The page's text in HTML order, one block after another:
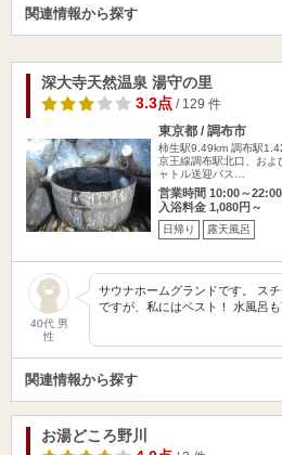
関連情報から探す
深大寺天然温泉 湯守の里
3.3点/ 129 件
東京都 / 調布市
柿生駅9.49km 調布駅
京王線調布駅北口、およ
ャトル送迎バス…
営業時間 10:00～22:00
入浴料金 1,080円～
日帰り 露天風呂
40代 男
性
サウナホームグランドです。 ス
ですが、私にはベスト！ 水風呂
関連情報から探す
お湯どころ野川